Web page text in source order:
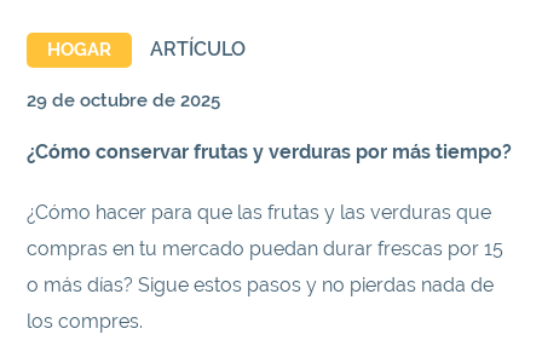
HOGAR ARTÍCULO
29 de octubre de 2025
¿Cómo conservar frutas y verduras por más tiempo?
¿Cómo hacer para que las frutas y las verduras que
compras en tu mercado puedan durar frescas por 15
o más días? Sigue estos pasos y no pierdas nada de
los compres.